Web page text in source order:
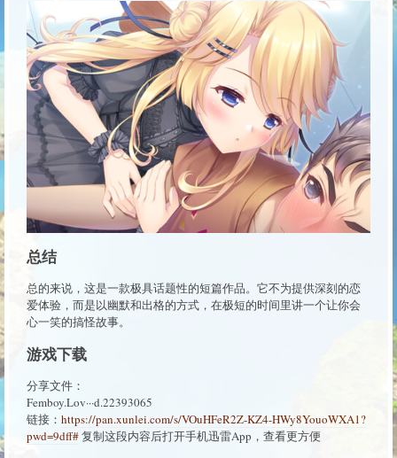
总结
总的来说，这是一款极具话题性的短篇作品。它不为提供深刻的恋
爱体验，而是以幽默和出格的方式，在极短的时间里讲一个让你会
心一笑的搞怪故事。
游戏下载
分享文件：
Femboy.Lov···d.22393065
链接： https://pan.xunlei.com/s/VOuHFeR2Z-KZ4-HWy8YouoWXA1?
pwd=9dff#复制这段内容后打开手机迅雷App，查看更方便